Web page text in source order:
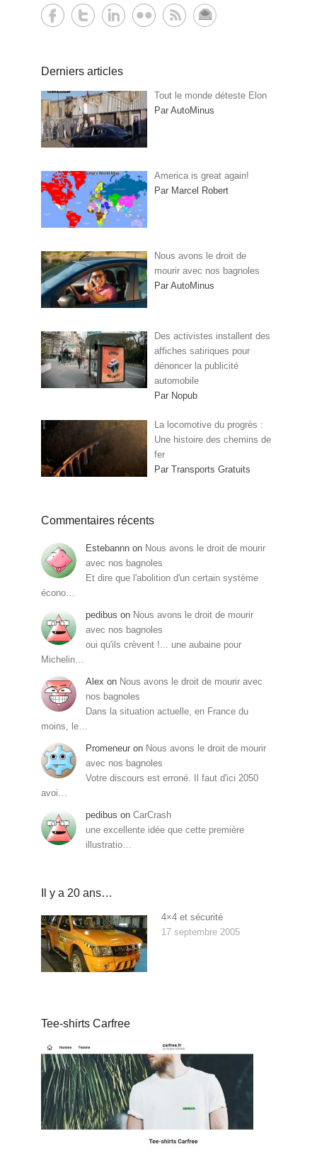
Derniers articles
Tout le monde déteste Elon
Par AutoMinus
America is great again!
Par Marcel Robert
Nous avons le droit de
mourir avec nos bagnoles
Par AutoMinus
Des activistes installent des
affiches satiriques pour
dénoncer la publicité
automobile
Par Nopub
La locomotive du progrès :
Une histoire des chemins de
fer
Par Transports Gratuits
Commentaires récents
Estebannn on Nous avons le droit de mourir
avec nos bagnoles
Et dire que l'abolition d'un certain système
écono…
pedibus on Nous avons le droit de mourir
avec nos bagnoles
oui qu'ils crèvent !... une aubaine pour
Michelin…
Alex on Nous avons le droit de mourir avec
nos bagnoles
Dans la situation actuelle, en France du
moins, le…
Promeneur on Nous avons le droit de mourir
avec nos bagnoles
Votre discours est erroné. Il faut d'ici 2050
avoi…
pedibus on CarCrash
une excellente idée que cette première
illustratio…
Il y a 20 ans…
4×4 et sécurité
17 septembre 2005
Tee-shirts Carfree